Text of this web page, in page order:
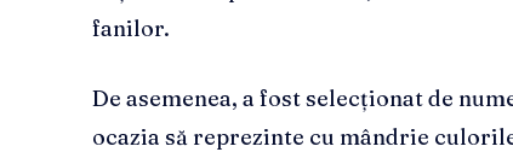
fanilor.
De asemenea, a fost selecționat de
ocazia să reprezinte cu mândrie